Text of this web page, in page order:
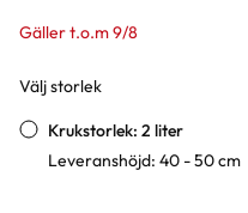
Gäller t.o.m 9/8
Välj storlek
Varianter
Krukstorlek: 2 liter
Leveranshöjd: 40 - 50 cm